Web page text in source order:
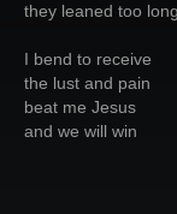
Więcej
Login
they leaned too
I bend to receive
the lust and pain
beat me Jesus
and we will win